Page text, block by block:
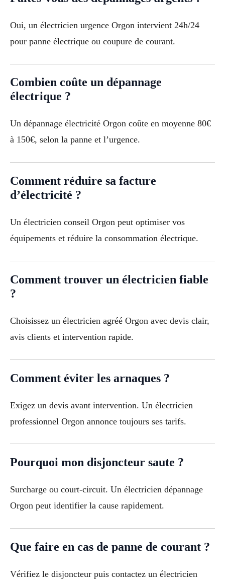
Oui, un électricien urgence Orgon intervient 24h/24
pour panne électrique ou coupure de courant.
Combien coûte un dépannage
électrique ?
Un dépannage électricité Orgon coûte en moyenne 80€
à 150€, selon la panne et l’urgence.
Comment réduire sa facture
d’électricité ?
Un électricien conseil Orgon peut optimiser vos
équipements et réduire la consommation électrique.
Comment trouver un électricien fiable
?
Choisissez un électricien agréé Orgon avec devis clair,
avis clients et intervention rapide.
Comment éviter les arnaques ?
Exigez un devis avant intervention. Un électricien
professionnel Orgon annonce toujours ses tarifs.
Pourquoi mon disjoncteur saute ?
Surcharge ou court-circuit. Un électricien dépannage
Orgon peut identifier la cause rapidement.
Que faire en cas de panne de courant ?
Vérifiez le disjoncteur puis contactez un électricien